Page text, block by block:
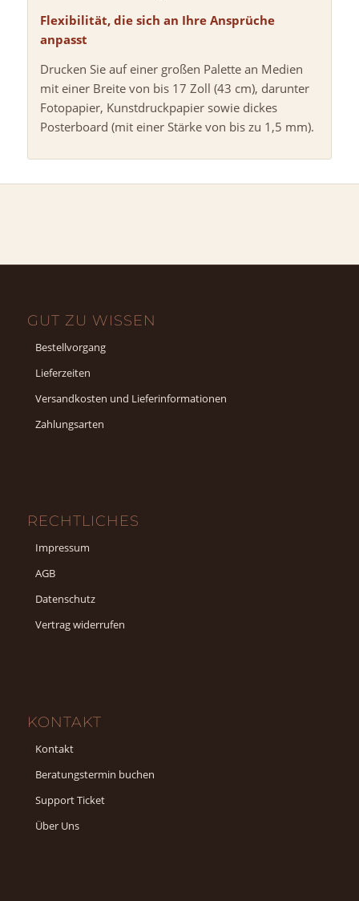
Flexibilität, die sich an Ihre Ansprüche
anpasst
Drucken Sie auf einer großen Palette an Medien
mit einer Breite von bis 17 Zoll (43 cm), darunter
Fotopapier, Kunstdruckpapier sowie dickes
Posterboard (mit einer Stärke von bis zu 1,5 mm).
GUT ZU WISSEN
Bestellvorgang
Lieferzeiten
Versandkosten und Lieferinformationen
Zahlungsarten
RECHTLICHES
Impressum
AGB
Datenschutz
Vertrag widerrufen
KONTAKT
Kontakt
Beratungstermin buchen
Support Ticket
Über Uns